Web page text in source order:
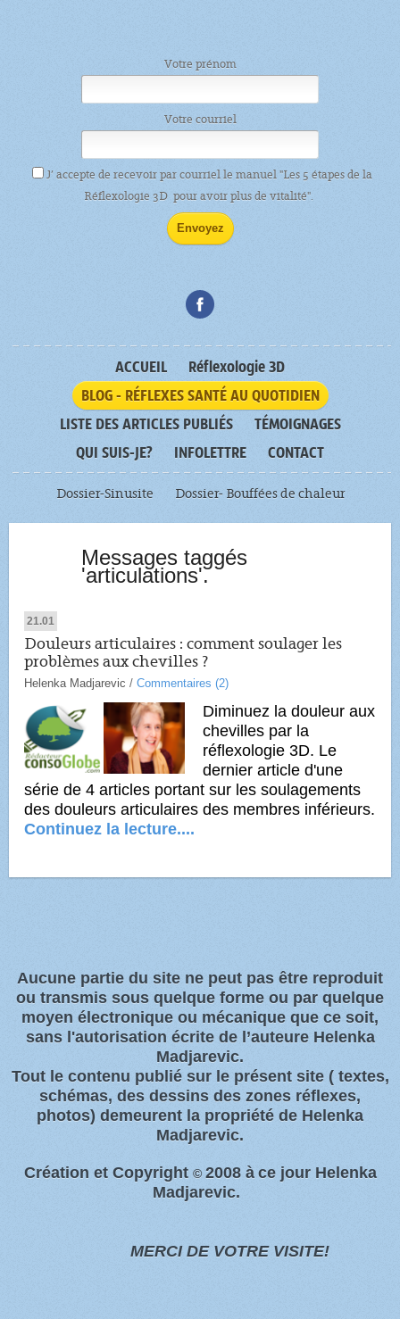
Votre prénom
Votre courriel
J’ accepte de recevoir par courriel le manuel "Les 5 étapes de la
Réflexologie 3D pour avoir plus de vitalité".
ACCUEIL
Réflexologie 3D
BLOG - RÉFLEXES SANTÉ AU QUOTIDIEN
LISTE DES ARTICLES PUBLIÉS
TÉMOIGNAGES
QUI SUIS-JE?
INFOLETTRE CONTACT
Dossier-Sinusite Dossier- Bouffées de chaleur
Messages taggés
'articulations'.
21.01
Douleurs articulaires : comment soulager les
problèmes aux chevilles ?
Helenka Madjarevic /Commentaires (2)
Diminuez la douleur aux
chevilles par la
réflexologie 3D. Le
dernier article d'une
série de 4 articles portant sur les soulagements
des douleurs articulaires des membres inférieurs.
Continuez la lecture....
Aucune partie du site ne peut pas être reproduit
ou transmis sous quelque forme ou par quelque
moyen électronique ou mécanique que ce soit,
sans l'autorisation écrite de l’auteure Helenka
Madjarevic.
Tout l e contenu publié sur le présent site( textes,
schémas, des dessins des zones réflexes,
photos) demeurent la propriété de Helenka
Madjarevic.
Création et Copyright © 2008 à ce jour Helenka
Madjarevic.
MERCI DE VOTRE VISITE!